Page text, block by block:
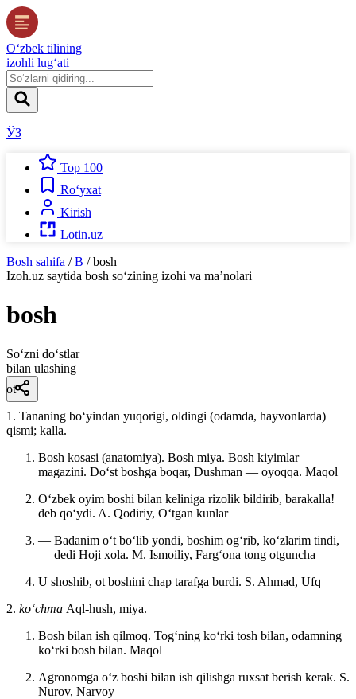
O‘zbek tilining
izohli lug‘ati
ЎЗ
Top 100
Ro‘yxat
Kirish
Lotin.uz
Bosh sahifa / B / bosh
Izoh.uz saytida bosh so‘zining izohi va ma’nolari
bosh
So‘zni do‘stlar
bilan ulashing
ot
1. Tananing boʻyindan yuqorigi, oldingi (odamda, hayvonlarda)
qismi; kalla.
Bosh kosasi (anatomiya). Bosh miya. Bosh kiyimlar
magazini. Doʻst boshga boqar, Dushman — oyoqqa. Maqol
Oʻzbek oyim boshi bilan keliniga rizolik bildirib, barakalla!
deb qoʻydi. A. Qodiriy, Oʻtgan kunlar
— Badanim oʻt boʻlib yondi, boshim ogʻrib, koʻzlarim tindi,
— dedi Hoji xola. M. Ismoiliy, Fargʻona tong otguncha
U shoshib, ot boshini chap tarafga burdi. S. Ahmad, Ufq
2. koʻchma Aql-hush, miya.
Bosh bilan ish qilmoq. Togʻning koʻrki tosh bilan, odamning
koʻrki bosh bilan. Maqol
Agronomga oʻz boshi bilan ish qilishga ruxsat berish kerak. S.
Nurov, Narvoy